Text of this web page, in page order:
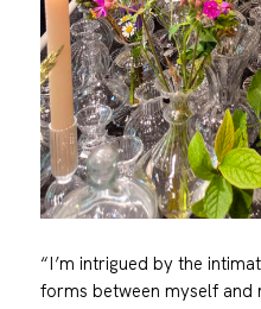
“I’m intrigued by the
forms between myself and